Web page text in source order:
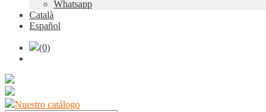
Whatsapp
Català
Español
(0)
Nuestro catálogo